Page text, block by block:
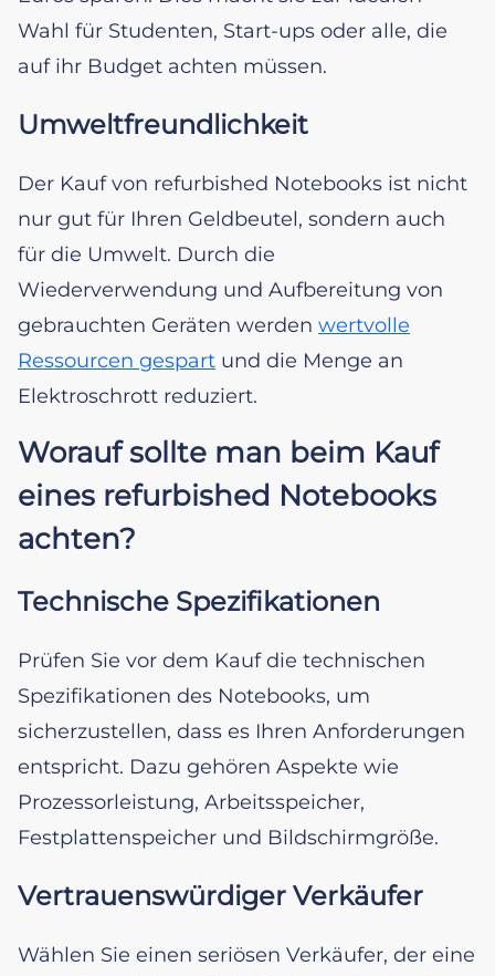
Wahl für Studenten, Start-ups oder alle, die
auf ihr Budget achten müssen.
Umweltfreundlichkeit
Der Kauf von refurbished Notebooks ist nicht
nur gut für Ihren Geldbeutel, sondern auch
für die Umwelt. Durch die
Wiederverwendung und Aufbereitung von
gebrauchten Geräten werden wertvolle
Ressourcen gespart und die Menge an
Elektroschrott reduziert.
Worauf sollte man beim Kauf
eines refurbished Notebooks
achten?
Technische Spezifikationen
Prüfen Sie vor dem Kauf die technischen
Spezifikationen des Notebooks, um
sicherzustellen, dass es Ihren Anforderungen
entspricht. Dazu gehören Aspekte wie
Prozessorleistung, Arbeitsspeicher,
Festplattenspeicher und Bildschirmgröße.
Vertrauenswürdiger Verkäufer
Wählen Sie einen seriösen Verkäufer, der eine